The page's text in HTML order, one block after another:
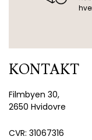
KONTAKT
Filmbyen 30,
2650 Hvidovre
CVR: 31067316